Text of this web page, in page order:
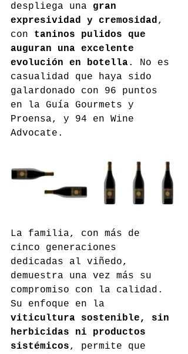
despliega una gran
expresividad y cremosidad ,
con taninos pulidos que
auguran una excelente
evolución en botella. No es
casualidad que haya sido
galardonado con 96 puntos
en la Guía Gourmets y
Proensa, y 94 en Wine
Advocate.
La familia, con más de
cinco generaciones
dedicadas al viñedo,
demuestra una vez más su
compromiso con la calidad.
Su enfoque en la
viticultura sostenible, sin
herbicidas ni productos
sistémicos, permite que